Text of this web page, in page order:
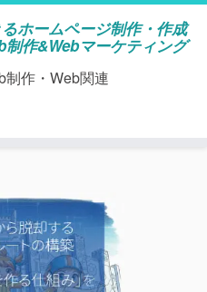
ホームページ制作・作成
制作&Webマーケティング
制作・Web関連